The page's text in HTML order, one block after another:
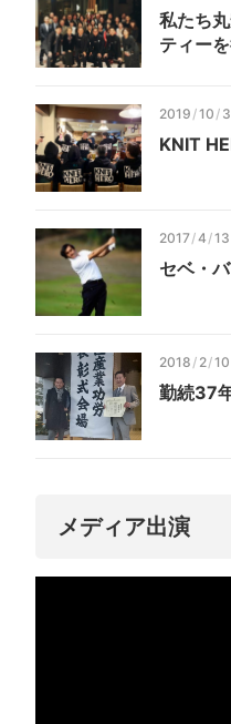
私たち
ティー
2019 /10 / 3
KNIT
2017/4 /13
セベ・
2018 / 2/10
勤続37
メディア出演